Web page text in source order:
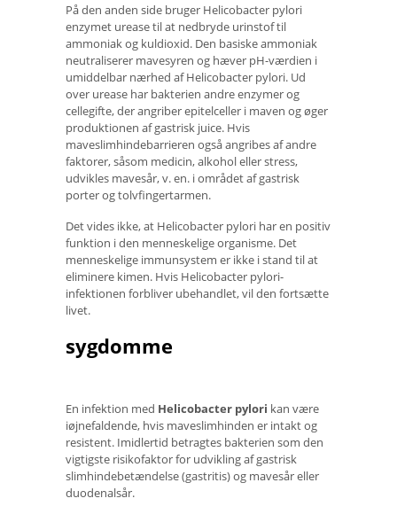
På den anden side bruger Helicobacter pylori
enzymet urease til at nedbryde urinstof til
ammoniak og kuldioxid. Den basiske ammoniak
neutraliserer mavesyren og hæver pH-værdien i
umiddelbar nærhed af Helicobacter pylori. Ud
over urease har bakterien andre enzymer og
cellegifte, der angriber epitelceller i maven og øger
produktionen af ​​gastrisk juice. Hvis
maveslimhindebarrieren også angribes af andre
faktorer, såsom medicin, alkohol eller stress,
udvikles mavesår, v. en. i området af gastrisk
porter og tolvfingertarmen.
Det vides ikke, at Helicobacter pylori har en positiv
funktion i den menneskelige organisme. Det
menneskelige immunsystem er ikke i stand til at
eliminere kimen. Hvis Helicobacter pylori-
infektionen forbliver ubehandlet, vil den fortsætte
livet.
sygdomme
En infektion med Helicobacter pylori kan være
iøjnefaldende, hvis maveslimhinden er intakt og
resistent. Imidlertid betragtes bakterien som den
vigtigste risikofaktor for udvikling af gastrisk
slimhindebetændelse (gastritis) og mavesår eller
duodenalsår.